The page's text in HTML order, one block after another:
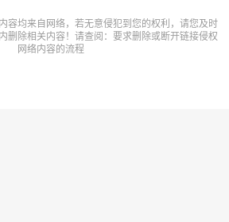
容均来自网络，若无意侵犯到您的权利，请您及时
删除相关内容！请查阅： 要求删除或断开链接侵权
网络内容的流程